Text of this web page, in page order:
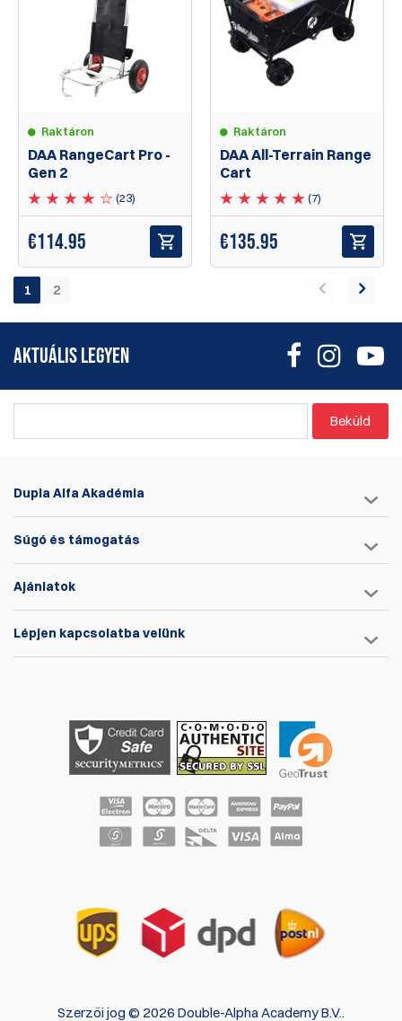
Raktáron
DAA RangeCart Pro -
Gen 2
(23)
€114.95
Raktáron
DAA All-Terrain Range
Cart
(7)
€135.95
1 2
AKTUÁLIS LEGYEN
Beküld
Dupla Alfa Akadémia
Súgó és támogatás
Ajánlatok
Lépjen kapcsolatba velünk
Szerzői jog © 2026 Double-Alpha Academy B.V..